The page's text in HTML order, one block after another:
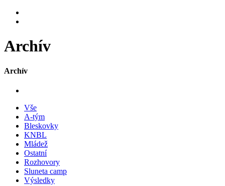
Archív
Archív
Vše
A-tým
Bleskovky
KNBL
Mládež
Ostatní
Rozhovory
Sluneta camp
Výsledky